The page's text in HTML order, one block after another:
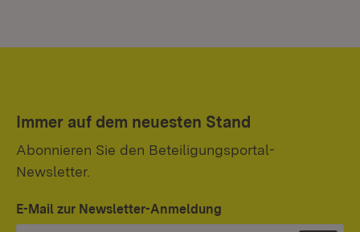
Immer auf dem neuesten Stand
Abonnieren Sie den Beteiligungsportal-
Newsletter.
E-Mail zur Newsletter-Anmeldung